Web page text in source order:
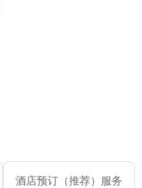
酒店预订（推荐）服务